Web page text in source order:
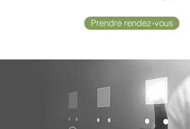
Prendre rendez-vous